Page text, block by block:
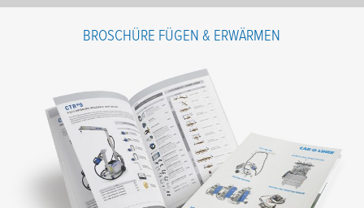
E-Mail*
Telefone *
Firmennamen*
BROSCHÜRE FÜGEN & ERWÄRMEN